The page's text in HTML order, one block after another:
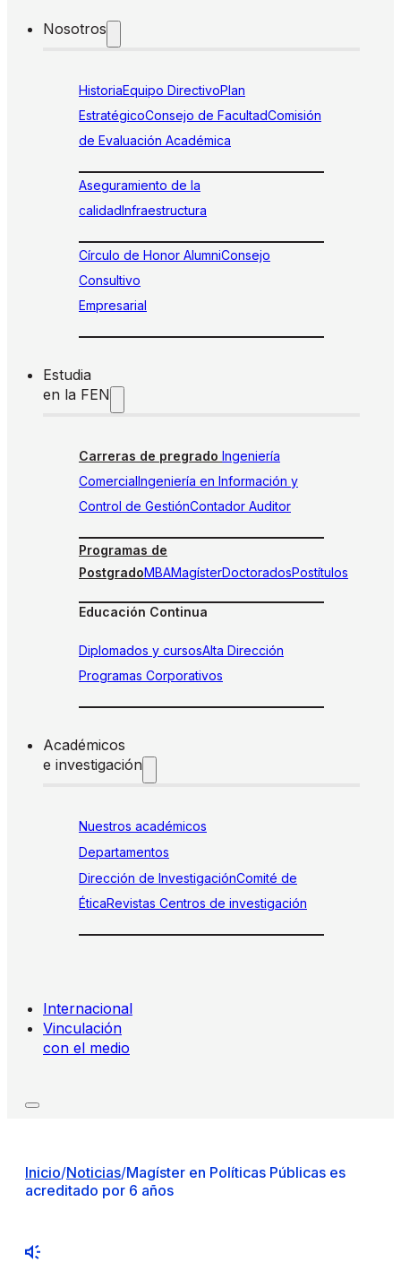
Nosotros
HistoriaEquipo DirectivoPlan
EstratégicoConsejo de FacultadComisión
de Evaluación Académica
Aseguramiento de la
calidadInfraestructura
Círculo de Honor AlumniConsejo
Consultivo
Empresarial
Estudia
en la FEN
Carreras de pregrado Ingeniería
ComercialIngeniería en Información y
Control de GestiónContador Auditor
Programas de
PostgradoMBAMagísterDoctoradosPostítulos
Educación Continua
Diplomados y cursosAlta Dirección
Programas Corporativos
Académicos
e investigación
Nuestros académicos
Departamentos
Dirección de InvestigaciónComité de
ÉticaRevistas Centros de investigación
Internacional
Vinculación
con el medio
Inicio/Noticias/Magíster en Políticas Públicas es
acreditado por 6 años